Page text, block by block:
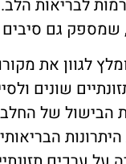
אומגה 3, אשר תורמות
שמספק גם סיבים
לגוון את
שונים
הבישול של